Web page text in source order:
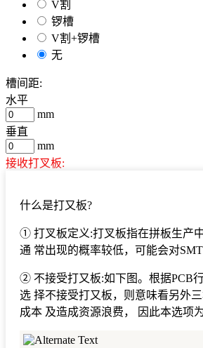
V割
锣槽
V割+锣槽
无
槽间距:
水平
mm
垂直
mm
接收打叉板:
什么是打又板?
① 打叉板定义:打叉板指在拼板生产
通 常出现的概率较低，可能会对
② 不接受打又板:如下图。根据PCB
选 择不接受打又板，则意味看另外
成本 及造成资源浪费， 因此本选项
否
拼版信息示例缩放比例：/1
确定